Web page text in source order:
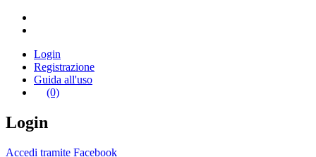
Login
Registrazione
Guida all'uso
(0)
Login
Accedi tramite Facebook